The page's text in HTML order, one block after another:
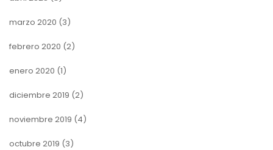
marzo 2020 (3)
febrero 2020 (2)
enero 2020 (1)
diciembre 2019 (2)
noviembre 2019 (4)
octubre 2019 (3)